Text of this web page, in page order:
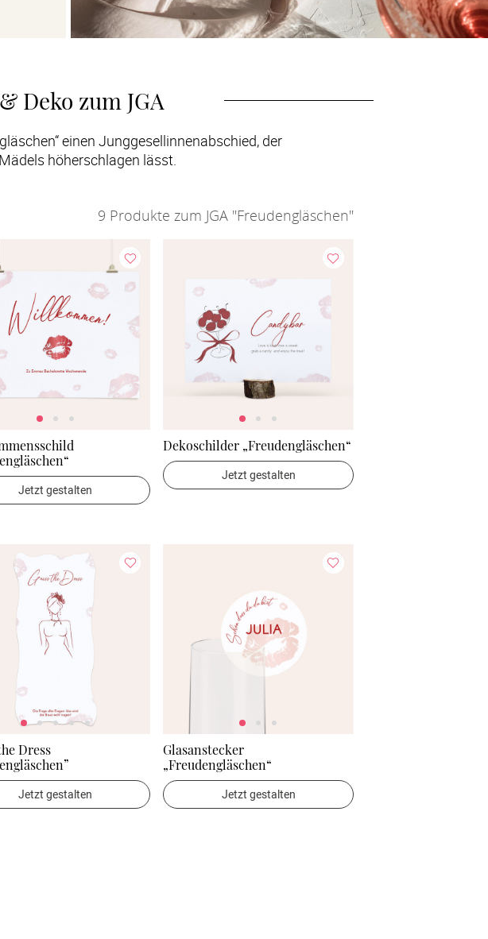
Deko zum JGA
einen Junggesellinnenabschied, der
höherschlagen lässt.
9 Produkte zum JGA "Freudengläschen"
Jetzt gestalten
Dekoschilder „Freudengläschen“
Jetzt gestalten
Dress
Jetzt gestalten
Glasanstecker
„Freudengläschen“
Jetzt gestalten